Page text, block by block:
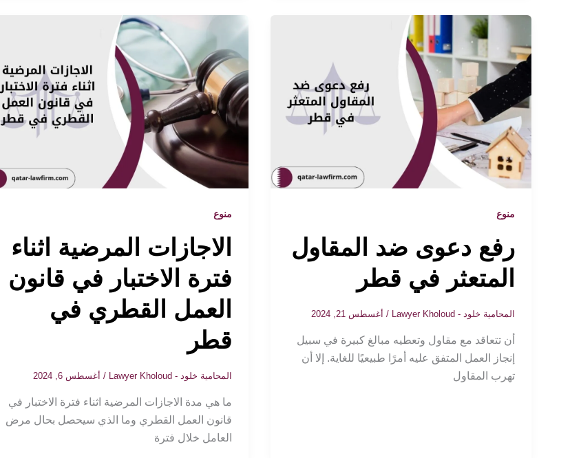
منوع
رفع دعوى ضد المقاول
المتعثر في قطر
المحامية خلود - Lawyer Kholoud / أغسطس 21, 2024
أن تتعاقد مع مقاول وتعطيه مبالغ كبيرة في سبيل
إنجاز العمل المتفق عليه أمرًا طبيعيًا للغاية. إلا أن
تهرب المقاول
منوع
الاجازات المرضية اثناء
فترة الاختبار في قانون
العمل القطري في
قطر
المحامية خلود - Lawyer Kholoud / أغسطس 6, 2024
ما هي مدة الاجازات المرضية اثناء فترة الاختبار في
قانون العمل القطري وما الذي سيحصل بحال مرض
العامل خلال فترة